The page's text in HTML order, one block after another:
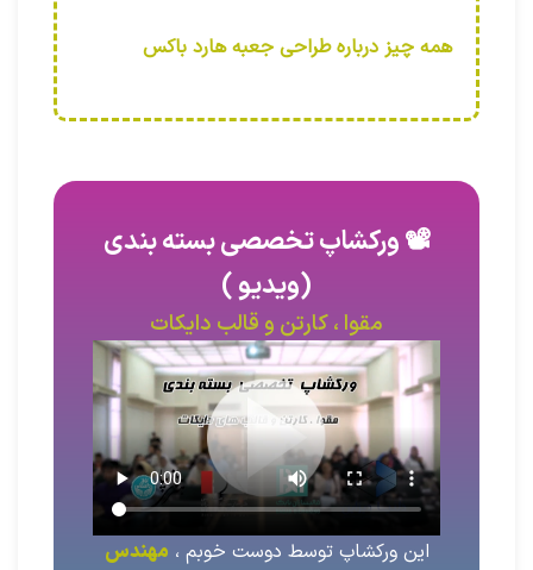
همه چیز درباره طراحی جعبه هارد باکس
📽️ ورکشاپ تخصصی بسته بندی
(ویدیو )
مقوا ، کارتن و قالب دایکات
این ورکشاپ توسط دوست خوبم ، مهندس